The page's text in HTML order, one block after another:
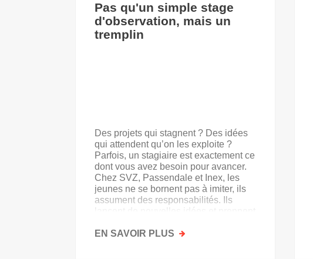
Pas qu'un simple stage
d'observation, mais un
tremplin
Des projets qui stagnent ? Des idées
qui attendent qu’on les exploite ?
Parfois, un stagiaire est exactement ce
dont vous avez besoin pour avancer.
Chez SVZ, Passendale et Inex, les
jeunes ne se bornent pas à imiter, ils
assument des responsabilités. Ils
lancent de nouvelles idées et prennent
EN SAVOIR PLUS SUR